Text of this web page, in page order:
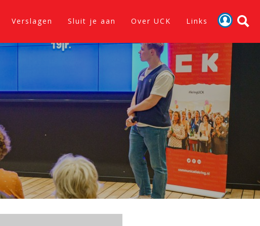
Verslagen Sluit je aan Over UCK Links
Activiteiten
Nieuws
Verslagen
Sluit je aan
Over UCK
Links